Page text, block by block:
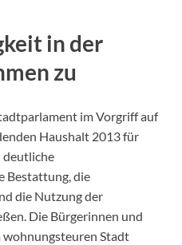
in der
zu
im Vorgriff auf
Haushalt 2013 für
deutliche
Bestattung, die
die Nutzung der
Die Bürgerinnen und
wohnungsteuren Stadt